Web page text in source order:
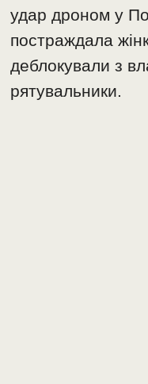
удар дроном у
постраждала
деблокували з
рятувальники.